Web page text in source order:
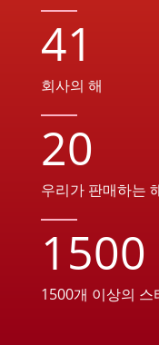
41
회사의 해
20
우리가 판매하는
1500
1500개 이상의 스